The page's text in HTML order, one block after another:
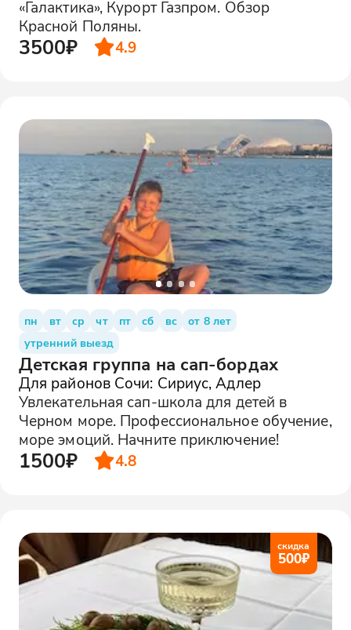
«Галактика», Курорт Газпром. Обзор
Красной Поляны.
3500₽ 4.9
пн вт ср чт пт сб вс
от 8 лет
утренний выезд
Детская группа на сап-бордах
Для районов Сочи: Сириус, Адлер
Увлекательная сап-школа для детей в
Черном море. Профессиональное обучение,
море эмоций. Начните приключение!
1500₽ 4.8
скидка
500₽